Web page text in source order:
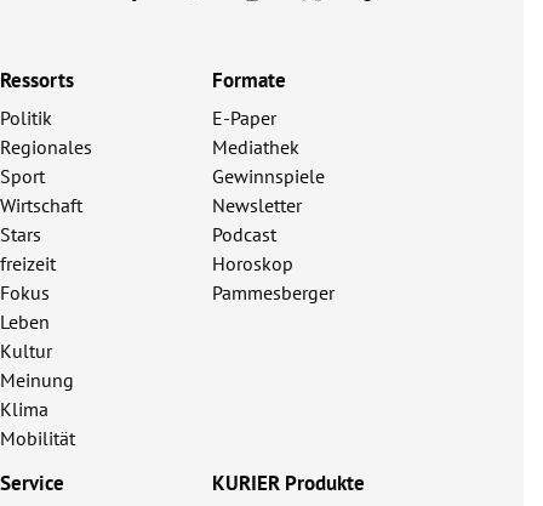
Ressorts
Politik
Regionales
Sport
Wirtschaft
Stars
freizeit
Fokus
Leben
Kultur
Meinung
Klima
Mobilität
Formate
E-Paper
Mediathek
Gewinnspiele
Newsletter
Podcast
Horoskop
Pammesberger
Service KURIER Produkte